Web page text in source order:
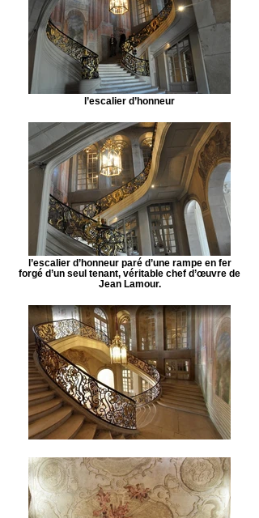
l’escalier d’honneur
l’escalier d’honneur paré d’une rampe en fer
forgé d’un seul tenant, véritable chef d’œuvre de
Jean Lamour.